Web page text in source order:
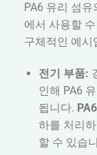
PA6 유리 섬
에서 사용할
구체적인 예시
전기 부품:
인해 PA6
됩니다.
하를 처리
할 수 있습